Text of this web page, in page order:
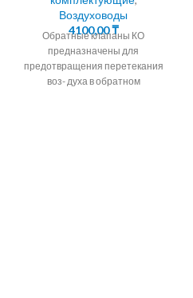
Воздуховоды
4100,00₸
Обратные клапаны КО
предназначены для
предотвращения перетекания
воз- духа в обратном